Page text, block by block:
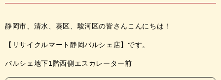
静岡市、清水、葵区、駿河区の皆さんこんにちは！
【リサイクルマート静岡パルシェ店】です。
パルシェ地下1階西側エスカレーター前